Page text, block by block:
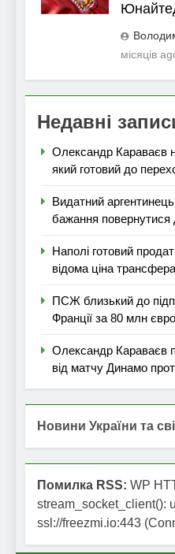
місяців
Недавні
Олександр Караваєв
який готовий до
Видатний
бажання повернутися
Наполі готовий
відома ціна трансфера
ПСЖ близький до
Франції за 80 млн євро
Олександр Караваєв
від матчу Динамо
Новини України та
Помилка RSS: WP
stream_socket_client():
ssl://freezmi.io:443